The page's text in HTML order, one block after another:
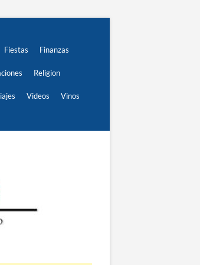
Fiestas Finanzas
Religion
Videos Vinos